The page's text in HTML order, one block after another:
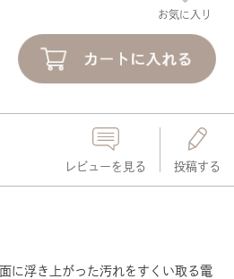
お気に入り
レビューを見る 投稿する
に浮き上がった汚れをすくい取る電